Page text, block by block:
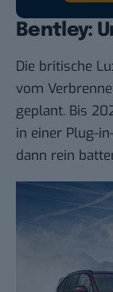
Bentley:
Die britische
vom
geplant. Bis
in einer Plug-
dann rein